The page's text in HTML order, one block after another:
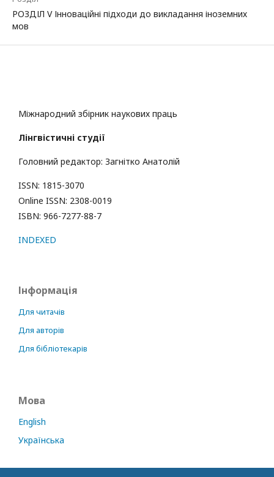
РОЗДІЛ V Інноваційні підходи до викладання іноземних
мов
Міжнародний збірник наукових праць
Лінгвістичні студії
Головний редактор: Загнітко Анатолій
ISSN: 1815-3070
Online ISSN: 2308-0019
ISBN: 966-7277-88-7
INDEXED
Інформація
Для читачів
Для авторів
Для бібліотекарів
Мова
English
Українська